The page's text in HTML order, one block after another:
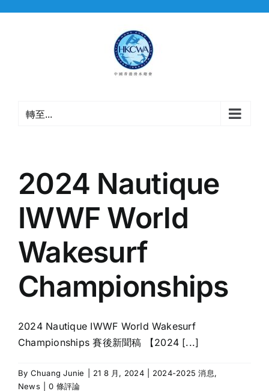
轉至...
2024 Nautique
IWWF World
Wakesurf
Championships
2024 Nautique IWWF World Wakesurf
Championships 賽後新聞稿 【2024 [...]
By Chuang Junie 21 8 月, 2024 2024-2025 消息,
News
0 條評論